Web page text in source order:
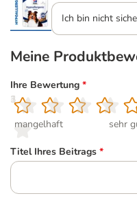
Ich bin nicht
Meine
Ihre Bewertung *
1
mangelhaft
2
3
4
5
sehr
Titel Ihres Beitrags *